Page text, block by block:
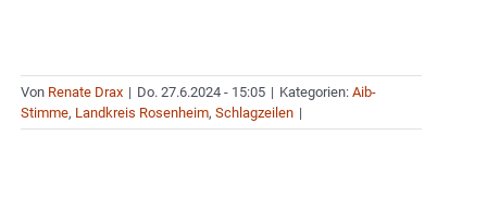
Von Renate Drax | Do. 27.6.2024 - 15:05 | Kategorien: Aib-
Stimme, Landkreis Rosenheim, Schlagzeilen |